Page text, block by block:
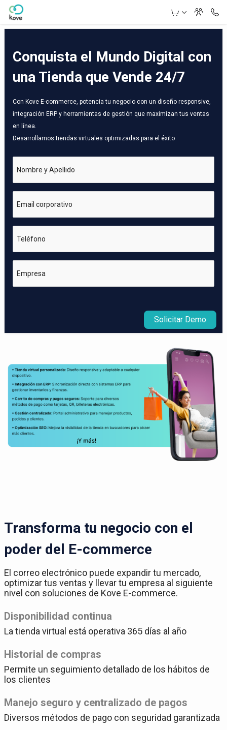
Skip to Main Content
Conquista el Mundo Digital con
una Tienda que Vende 24/7
Con Kove E-commerce, potencia tu negocio con un diseño responsive,
integración ERP y herramientas de gestión que maximizan tus ventas
en línea.
Desarrollamos tiendas virtuales optimizadas para el éxito
Nombre y Apellido
Email corporativo
Teléfono
Empresa
Solicitar Demo
Transforma tu negocio con el
poder del E-commerce
El correo electrónico puede expandir tu mercado,
optimizar tus ventas y llevar tu empresa al siguiente
nivel con soluciones de Kove E-commerce.
Disponibilidad continua
La tienda virtual está operativa 365 días al año
Historial de compras
Permite un seguimiento detallado de los hábitos de
los clientes
Manejo seguro y centralizado de pagos
Diversos métodos de pago con seguridad garantizada